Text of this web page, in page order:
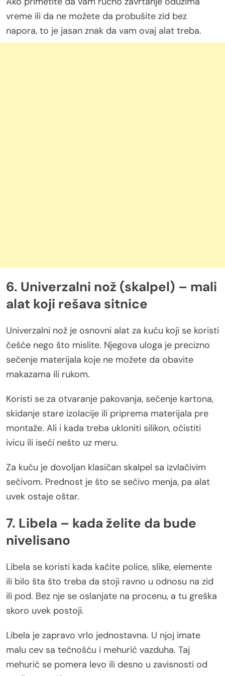
vreme ili da ne možete da probušite zid bez
napora, to je jasan znak da vam ovaj alat treba.
6. Univerzalni nož (skalpel) – mali
alat koji rešava sitnice
Univerzalni nož je osnovni alat za kuću koji se koristi
češće nego što mislite. Njegova uloga je precizno
sečenje materijala koje ne možete da obavite
makazama ili rukom.
Koristi se za otvaranje pakovanja, sečenje kartona,
skidanje stare izolacije ili priprema materijala pre
montaže. Ali i kada treba ukloniti silikon, očistiti
ivicu ili iseći nešto uz meru.
Za kuću je dovoljan klasičan skalpel sa izvlačivim
sečivom. Prednost je što se sečivo menja, pa alat
uvek ostaje oštar.
7. Libela – kada želite da bude
nivelisano
Libela se koristi kada kačite police, slike, elemente
ili bilo šta što treba da stoji ravno u odnosu na zid
ili pod. Bez nje se oslanjate na procenu, a tu greška
skoro uvek postoji.
Libela je zapravo vrlo jednostavna. U njoj imate
malu cev sa tečnošću i mehurić vazduha. Taj
mehurić se pomera levo ili desno u zavisnosti od